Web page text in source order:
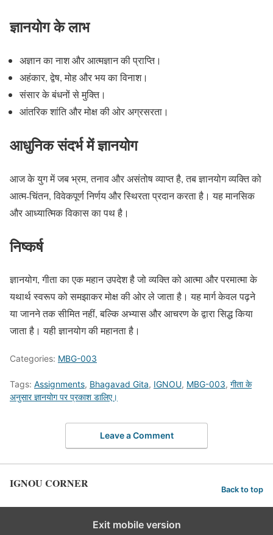
ज्ञानयोग के लाभ
अज्ञान का नाश और आत्मज्ञान की प्राप्ति।
अहंकार, द्वेष, मोह और भय का विनाश।
संसार के बंधनों से मुक्ति।
आंतरिक शांति और मोक्ष की ओर अग्रसरता।
आधुनिक संदर्भ में ज्ञानयोग
आज के युग में जब भ्रम, तनाव और असंतोष व्याप्त है, तब ज्ञानयोग व्यक्ति को
आत्म-चिंतन, विवेकपूर्ण निर्णय और स्थिरता प्रदान करता है। यह मानसिक
और आध्यात्मिक विकास का पथ है।
निष्कर्ष
ज्ञानयोग, गीता का एक महान उपदेश है जो व्यक्ति को आत्मा और परमात्मा के
यथार्थ स्वरूप को समझाकर मोक्ष की ओर ले जाता है। यह मार्ग केवल पढ़ने
या जानने तक सीमित नहीं, बल्कि अभ्यास और आचरण के द्वारा सिद्ध किया
जाता है। यही ज्ञानयोग की महानता है।
Categories: MBG-003
Tags: Assignments, Bhagavad Gita, IGNOU, MBG-003, गीता के
अनुसार ज्ञानयोग पर प्रकाश डालिए।
Leave a Comment
IGNOU CORNER Back to top
Exit mobile version